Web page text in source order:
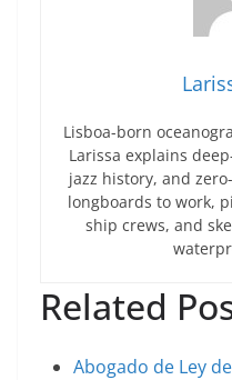
Lisboa-born
Larissa explains
jazz history, and
longboards to work,
ship crews, and
Related
Abogado de Ley